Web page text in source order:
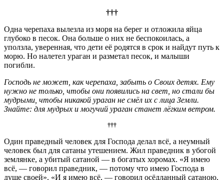
†††
Одна черепаха вылезла из моря на берег и отложила яйца
глубоко в песок. Она больше о них не беспокоилась, а
уползла, уверенная, что дети её родятся в срок и найдут путь к
морю. Но налетел ураган и разметал песок, и малыши
погибли.
Господь не может, как черепаха, забыть о Своих детях. Ему
нужно не только, чтобы они появились на свет, но стали бы
мудрыми, чтобы никакой ураган не смёл их с лица Земли.
Знайте: для мудрых и могучий ураган станет лёгким ветром.
†††
Один праведный человек для Господа делал всё, а неумный
человек был для сатаны утешением. Жил праведник в убогой
землянке, а убитый сатаной — в богатых хоромах. «Я имею
всё, — говорил праведник, — потому что имею Господа в
душе своей». «И я имею всё, — говорил осёдланный сатаною,